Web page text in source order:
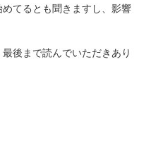
てるとも聞きますし、影響
後まで読んでいただきあり